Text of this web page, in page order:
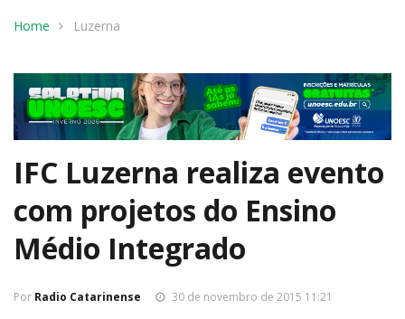
Home Luzerna
IFC Luzerna realiza evento
com projetos do Ensino
Médio Integrado
Por Radio Catarinense 30 de novembro de 2015 11:21